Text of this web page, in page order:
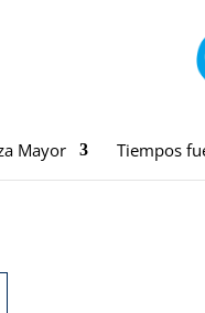
Mayor Tiempos